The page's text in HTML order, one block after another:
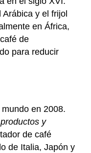
y el frijol
en África,
de
para reducir
en 2008.
y
de café
de Italia, Japón y